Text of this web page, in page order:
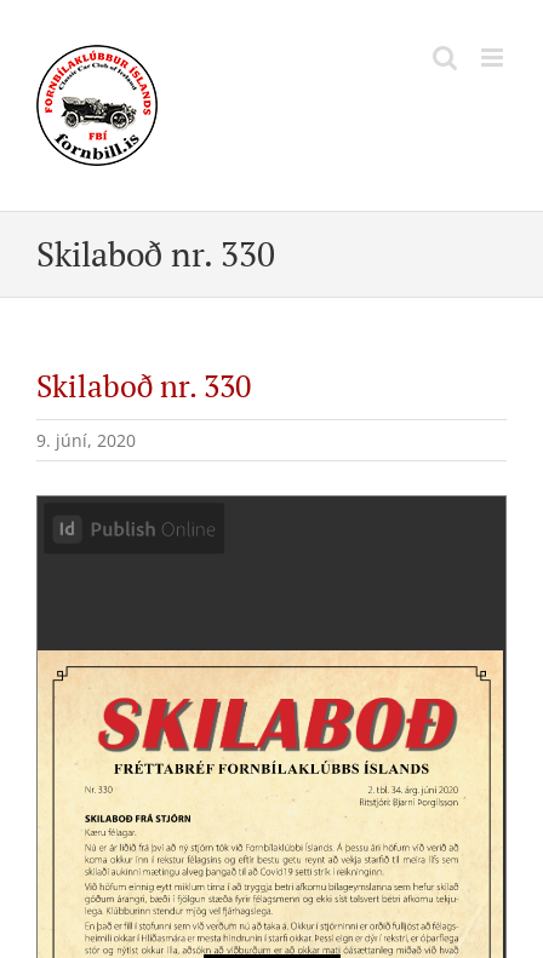
content
Skilaboð nr. 330
Skilaboð nr. 330
9. júní, 2020